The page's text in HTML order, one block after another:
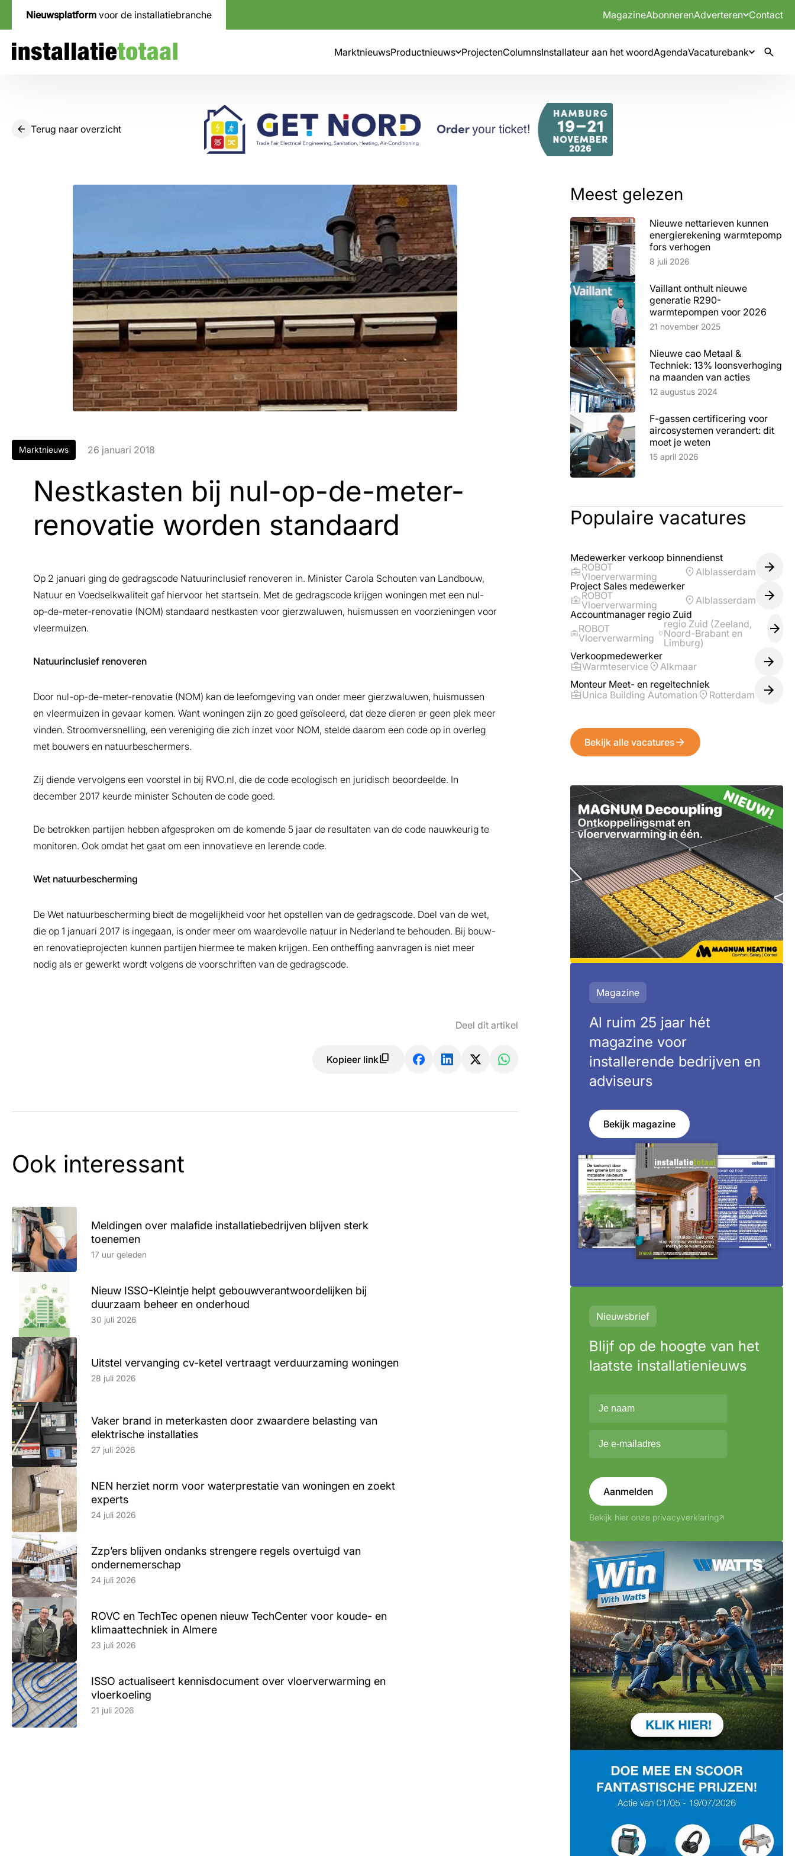
Nieuwsplatform voor de installatiebranche MagazineAbonnerenAdverteren Contact
MarktnieuwsProductnieuws ProjectenColumnsInstallateur aan het woordAgendaVacaturebank
Terug naar overzicht
Marktnieuws 26 januari 2018
Nestkasten bij nul-op-de-meter-
renovatie worden standaard
Op 2 januari ging de gedragscode Natuurinclusief renoveren in. Minister Carola Schouten van Landbouw,
Natuur en Voedselkwaliteit gaf hiervoor het startsein. Met de gedragscode krijgen woningen met een nul-
op-de-meter-renovatie (NOM) standaard nestkasten voor gierzwaluwen, huismussen en voorzieningen voor
vleermuizen.
Natuurinclusief renoveren
Door nul-op-de-meter-renovatie (NOM) kan de leefomgeving van onder meer gierzwaluwen, huismussen
en vleermuizen in gevaar komen. Want woningen zijn zo goed geïsoleerd, dat deze dieren er geen plek meer
vinden. Stroomversnelling, een vereniging die zich inzet voor NOM, stelde daarom een code op in overleg
met bouwers en natuurbeschermers.
Zij diende vervolgens een voorstel in bij RVO.nl, die de code ecologisch en juridisch beoordeelde. In
december 2017 keurde minister Schouten de code goed.
De betrokken partijen hebben afgesproken om de komende 5 jaar de resultaten van de code nauwkeurig te
monitoren. Ook omdat het gaat om een innovatieve en lerende code.
Wet natuurbescherming
De Wet natuurbescherming biedt de mogelijkheid voor het opstellen van de gedragscode. Doel van de wet,
die op 1 januari 2017 is ingegaan, is onder meer om waardevolle natuur in Nederland te behouden. Bij bouw-
en renovatieprojecten kunnen partijen hiermee te maken krijgen. Een ontheffing aanvragen is niet meer
nodig als er gewerkt wordt volgens de voorschriften van de gedragscode.
Deel dit artikel
Kopieer link
Ook interessant
Meldingen over malafide installatiebedrijven blijven sterk
toenemen
Lees artikel
17 uur geleden
Nieuw ISSO-Kleintje helpt gebouwverantwoordelijken bij
duurzaam beheer en onderhoud
Lees artikel
30 juli 2026
Uitstel vervanging cv-ketel vertraagt verduurzaming woningen
Lees artikel
28 juli 2026
Vaker brand in meterkasten door zwaardere belasting van
elektrische installaties
Lees artikel
27 juli 2026
NEN herziet norm voor waterprestatie van woningen en zoekt
experts
Lees artikel
24 juli 2026
Zzp’ers blijven ondanks strengere regels overtuigd van
ondernemerschap
Lees artikel
24 juli 2026
ROVC en TechTec openen nieuw TechCenter voor koude- en
klimaattechniek in Almere
Lees artikel
23 juli 2026
ISSO actualiseert kennisdocument over vloerverwarming en
vloerkoeling
Lees artikel
21 juli 2026
Meest gelezen
Nieuwe nettarieven kunnen
energierekening warmtepomp
fors verhogen
Lees artikel
8 juli 2026
Vaillant onthult nieuwe
generatie R290-
warmtepompen voor 2026
Lees artikel
21 november 2025
Nieuwe cao Metaal &
Techniek: 13% loonsverhoging
na maanden van acties
Lees artikel
12 augustus 2024
F-gassen certificering voor
aircosystemen verandert: dit
moet je weten
Lees artikel
15 april 2026
Populaire vacatures
Medewerker verkoop binnendienst
ROBOT
Vloerverwarming
Alblasserdam
Project Sales medewerker
ROBOT
Vloerverwarming
Alblasserdam
Accountmanager regio Zuid
ROBOT
Vloerverwarming
regio Zuid (Zeeland,
Noord-Brabant en
Limburg)
Verkoopmedewerker
Warmteservice
Alkmaar
Monteur Meet- en regeltechniek
Unica Building Automation
Rotterdam
Bekijk alle vacatures
Magazine
Al ruim 25 jaar hét
magazine voor
installerende bedrijven en
adviseurs
Bekijk magazine
Nieuwsbrief
Blijf op de hoogte van het
laatste installatienieuws
Aanmelden
Bekijk hier onze privacyverklaring